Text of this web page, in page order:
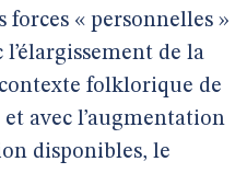
forces « personnelles »
de la
folklorique de
avec l’augmentation
disponibles, le